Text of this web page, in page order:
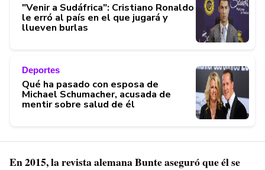
"Venir a Sudáfrica": Cristiano Ronaldo
le erró al país en el que jugará y
llueven burlas
Deportes
Qué ha pasado con esposa de
Michael Schumacher, acusada de
mentir sobre salud de él
En 2015, la revista alemana Bunte aseguró que él se